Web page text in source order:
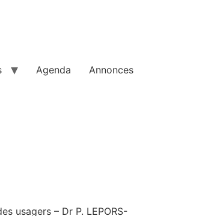
Agenda Annonces
usagers – Dr P. LEPORS-